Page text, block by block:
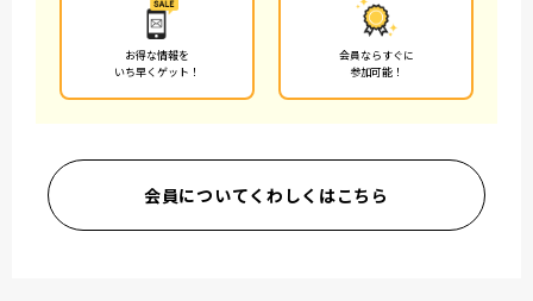
お得な情報を
いち早くゲット！
会員ならすぐに
参加可能！
会員についてくわしくはこちら